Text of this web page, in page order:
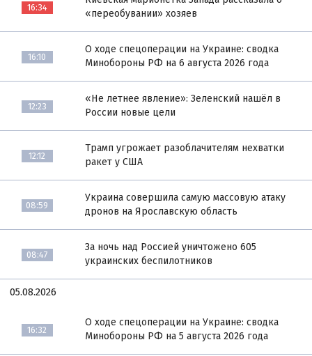
16:34
«переобувании» хозяев
16:10
О ходе спецоперации на Украине: сводка
Минобороны РФ на 6 августа 2026 года
12:23
«Не летнее явление»: Зеленский нашёл в
России новые цели
12:12
Трамп угрожает разоблачителям нехватки
ракет у США
08:59
Украина совершила самую массовую атаку
дронов на Ярославскую область
08:47
За ночь над Россией уничтожено 605
украинских беспилотников
05.08.2026
16:32
О ходе спецоперации на Украине: сводка
Минобороны РФ на 5 августа 2026 года